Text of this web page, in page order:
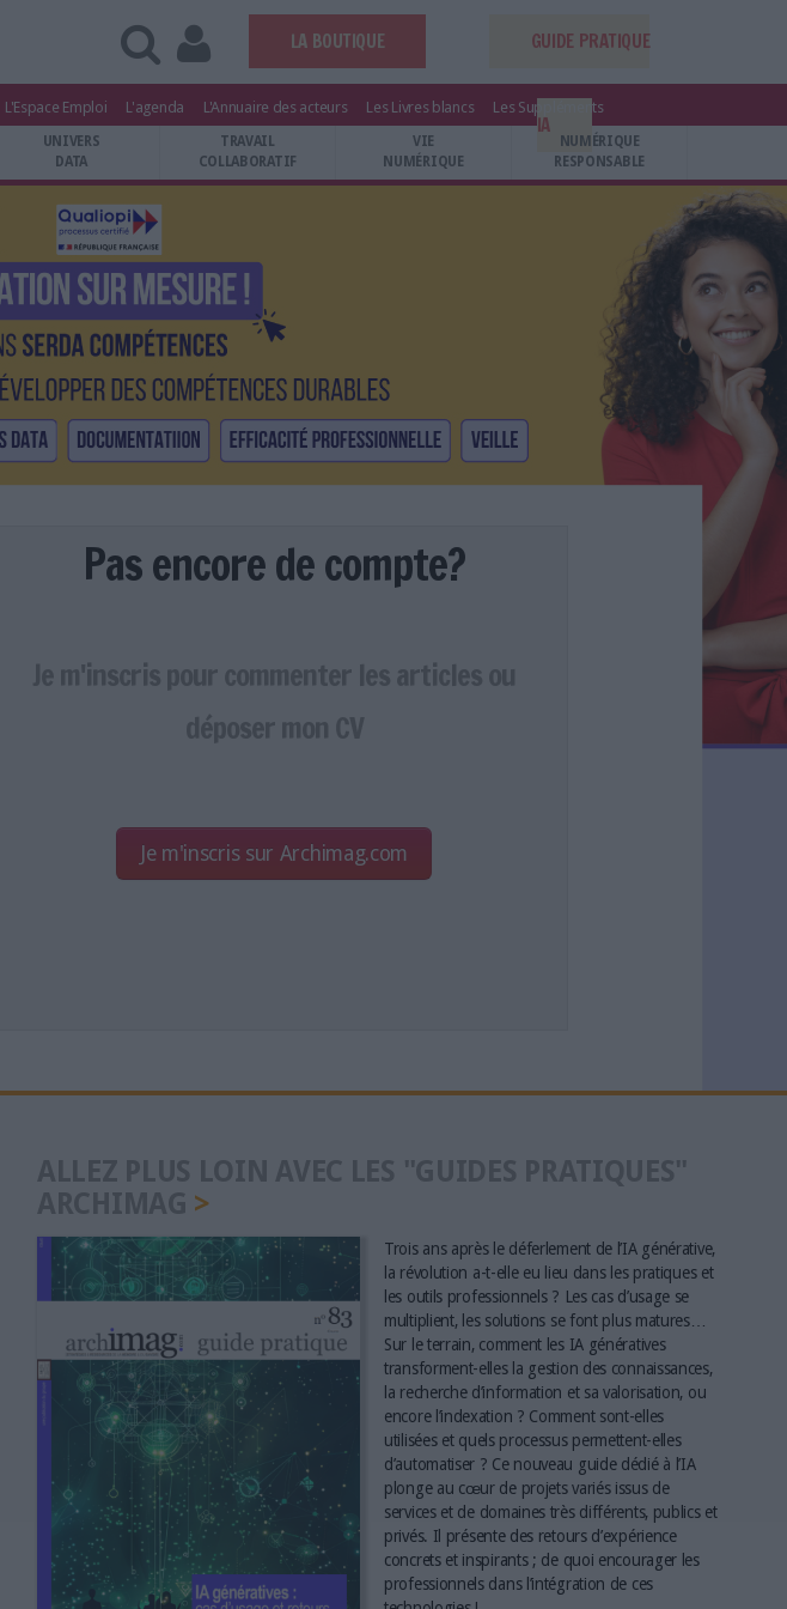
LA BOUTIQUE GUIDE PRATIQUE
IA
L'Espace Emploi L'agenda L'Annuaire des acteurs Les Livres blancs Les Suppléments
UNIVERS
DATA
TRAVAIL
COLLABORATIF
VIE
NUMÉRIQUE
NUMÉRIQUE
RESPONSABLE
Pas encore de compte?
Je m'inscris sur Archimag.com
Trois ans après le déferlement de l’IA générative,
la révolution a-t-elle eu lieu dans les pratiques et
les outils professionnels ? Les cas d’usage se
multiplient, les solutions se font plus matures…
Sur le terrain, comment les IA génératives
transforment-elles la gestion des connaissances,
la recherche d’information et sa valorisation, ou
encore l’indexation ? Comment sont-elles
utilisées et quels processus permettent-elles
d’automatiser ? Ce nouveau guide dédié à l’IA
plonge au cœur de projets variés issus de
services et de domaines très différents, publics et
privés. Il présente des retours d’expérience
concrets et inspirants ; de quoi encourager les
professionnels dans l’intégration de ces